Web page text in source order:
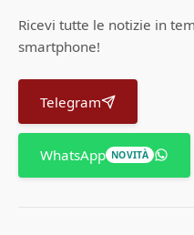
Ricevi tutte le notizie in
smartphone!
Telegram
WhatsApp NOVITÀ